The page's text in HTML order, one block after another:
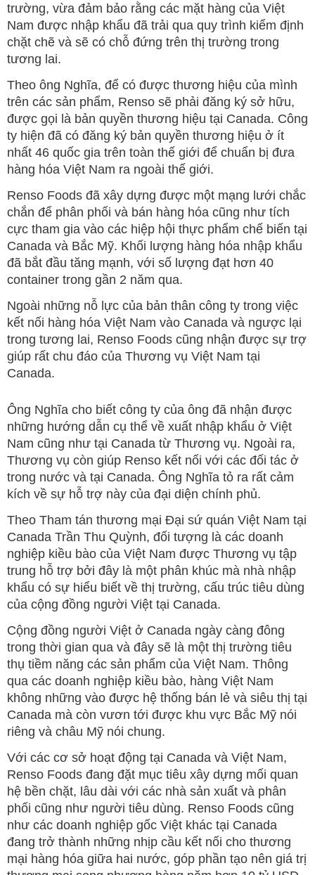
trường, vừa đảm bảo rằng các mặt hàng của Việt
Nam được nhập khẩu đã trải qua quy trình kiểm định
chặt chẽ và sẽ có chỗ đứng trên thị trường trong
tương lai.
Theo ông Nghĩa, để có được thương hiệu của mình
trên các sản phẩm, Renso sẽ phải đăng ký sở hữu,
được gọi là bản quyền thương hiệu tại Canada. Công
ty hiện đã có đăng ký bản quyền thương hiệu ở ít
nhất 46 quốc gia trên toàn thế giới để chuẩn bị đưa
hàng hóa Việt Nam ra ngoài thế giới.
Renso Foods đã xây dựng được một mạng lưới chắc
chắn để phân phối và bán hàng hóa cũng như tích
cực tham gia vào các hiệp hội thực phẩm chế biến tại
Canada và Bắc Mỹ. Khối lượng hàng hóa nhập khẩu
đã bắt đầu tăng mạnh, với số lượng đạt hơn 40
container trong gần 2 năm qua.
Ngoài những nỗ lực của bản thân công ty trong việc
kết nối hàng hóa Việt Nam vào Canada và ngược lại
trong tương lai, Renso Foods cũng nhận được sự trợ
giúp rất chu đáo của Thương vụ Việt Nam tại
Canada.
Ông Nghĩa cho biết công ty của ông đã nhận được
những hướng dẫn cụ thể về xuất nhập khẩu ở Việt
Nam cũng như tại Canada từ Thương vụ. Ngoài ra,
Thương vụ còn giúp Renso kết nối với các đối tác ở
trong nước và tại Canada. Ông Nghĩa tỏ ra rất cảm
kích về sự hỗ trợ này của đại diện chính phủ.
Theo Tham tán thương mại Đại sứ quán Việt Nam tại
Canada Trần Thu Quỳnh, đối tượng là các doanh
nghiệp kiều bào của Việt Nam được Thương vụ tập
trung hỗ trợ bởi đây là một phân khúc mà nhà nhập
khẩu có sự hiểu biết về thị trường, cấu trúc tiêu dùng
của cộng đồng người Việt tại Canada.
Cộng đồng người Việt ở Canada ngày càng đông
trong thời gian qua và đây sẽ là một thị trường tiêu
thụ tiềm năng các sản phẩm của Việt Nam. Thông
qua các doanh nghiệp kiều bào, hàng Việt Nam
không những vào được hệ thống bán lẻ và siêu thị tại
Canada mà còn vươn tới được khu vực Bắc Mỹ nói
riêng và châu Mỹ nói chung.
Với các cơ sở hoạt động tại Canada và Việt Nam,
Renso Foods đang đặt mục tiêu xây dựng mối quan
hệ bền chặt, lâu dài với các nhà sản xuất và phân
phối cũng như người tiêu dùng. Renso Foods cũng
như các doanh nghiệp gốc Việt khác tại Canada
đang trở thành những nhịp cầu kết nối cho thương
mại hàng hóa giữa hai nước, góp phần tạo nên giá trị